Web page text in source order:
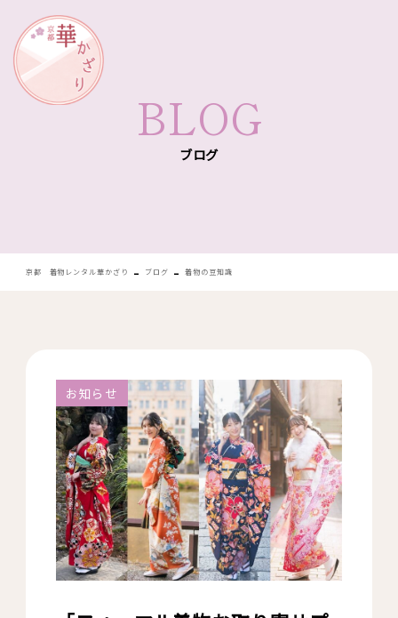
BLOG
ブログ
京都 着物レンタル華かざり - ブログ - 着物の豆知識
お知らせ